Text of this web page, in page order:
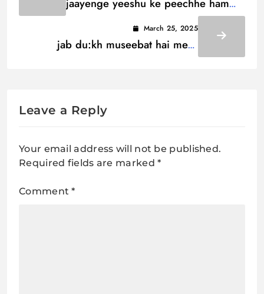
jaayenge Lyrics / जायेंगे यीशु के पीछे हम
March 25, 2025
jab du:kh museebat hai mere
Leave a Reply
Your email address will not be published.
Required fields are marked*
Comment*